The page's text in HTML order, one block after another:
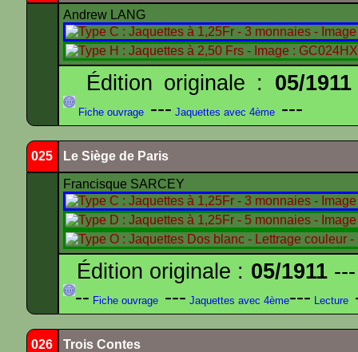
Andrew LANG
Édition originale : 05/1911
Fiche ouvrage --- Jaquettes avec 4ème ---
025 Le Siège de Paris
Francisque SARCEY
Édition originale : 05/1911---
-- Fiche ouvrage --- Jaquettes avec 4ème--- Lecture
026 Trois Contes